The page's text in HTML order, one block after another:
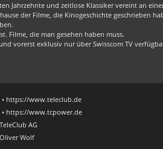
Jahrzehnte und zeitlose Klassiker vereint an
der Filme, die Kinogeschichte geschrieben
Filme, die man gesehen haben muss.
vorerst exklusiv nur über Swisscom TV
• https://www.teleclub.de
• https://www.tcpower.de
AG
Wolf